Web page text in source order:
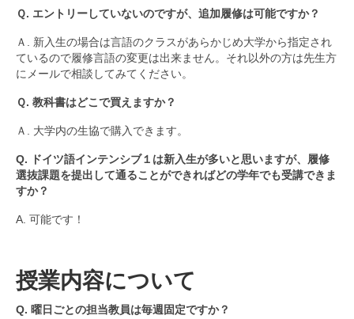
FAQ
留学
留学に関する情報
留学体験報告
派遣交換留学報告
短期海外研修報告
短期海外研修
海外研修報告会
Ｑ. エントリーしていないのですが、追加履修は可能ですか？
Ａ. 新入生の場合は言語のクラスがあらかじめ大学から指定され
ているので履修言語の変更は出来ません。それ以外の方は先生方
にメールで相談してみてください。
Ｑ. 教科書はどこで買えますか？
Ａ. 大学内の生協で購入できます。
Q. ドイツ語インテンシブ１は新入生が多いと思いますが、履修
選抜課題を提出して通ることができればどの学年でも受講できま
すか？
A. 可能です！
授業内容について
Q. 曜日ごとの担当教員は毎週固定ですか？